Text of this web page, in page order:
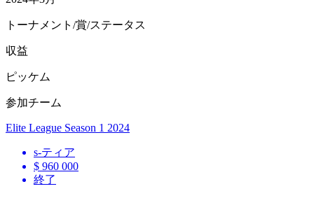
トーナメント/賞/ステータス
収益
ピッケム
参加チーム
Elite League Season 1 2024
s-ティア
$ 960 000
終了